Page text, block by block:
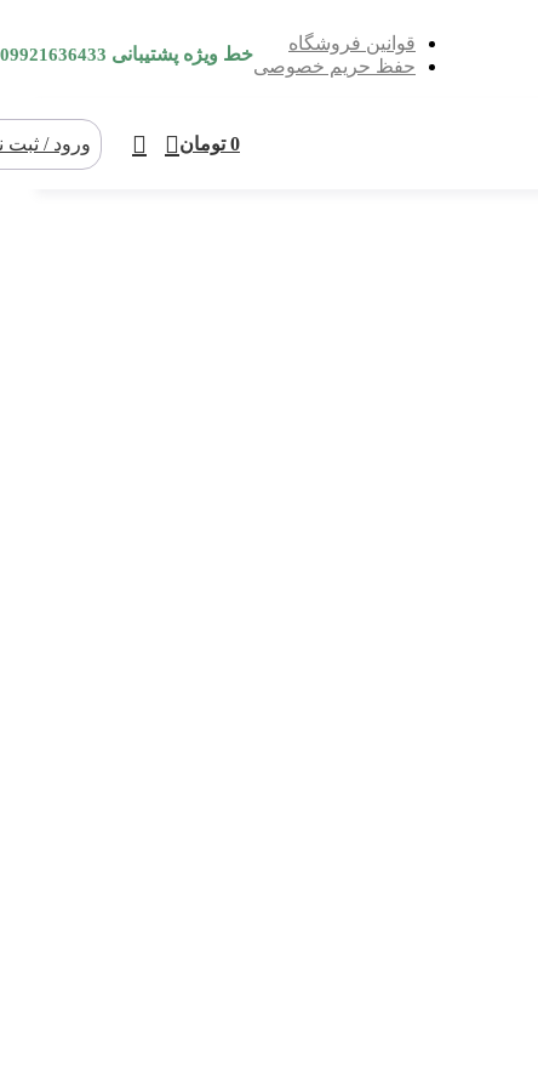
قوانین فروشگاه
حفظ حریم خصوصی
خط ویژه پشتیبانی 09921636433
0 تومان ورود / ثبت